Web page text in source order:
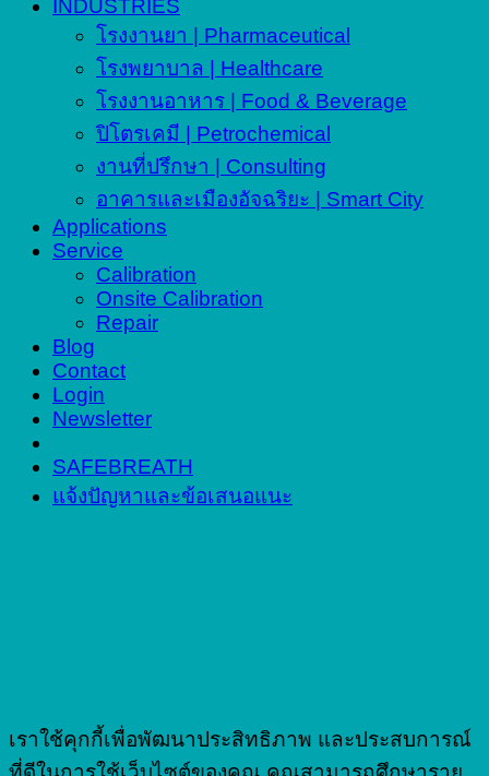
INDUSTRIES
โรงงานยา | Pharmaceutical
โรงพยาบาล | Healthcare
โรงงานอาหาร | Food & Beverage
ปิโตรเคมี | Petrochemical
งานที่ปรึกษา | Consulting
อาคารและเมืองอัจฉริยะ | Smart City
Applications
Service
Calibration
Onsite Calibration
Repair
Blog
Contact
Login
Newsletter
SAFEBREATH
แจ้งปัญหาและข้อเสนอแนะ
เราใช้คุกกี้เพื่อพัฒนาประสิทธิภาพ และประสบการณ์